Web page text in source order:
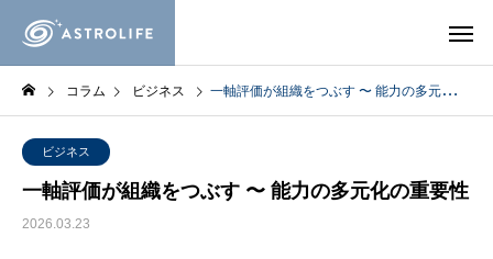
コラム ビジネス 一軸評価が組織をつぶす 〜 能力の多元化の重要性
ビジネス
一軸評価が組織をつぶす 〜 能力の多元化の重要性
2026.03.23